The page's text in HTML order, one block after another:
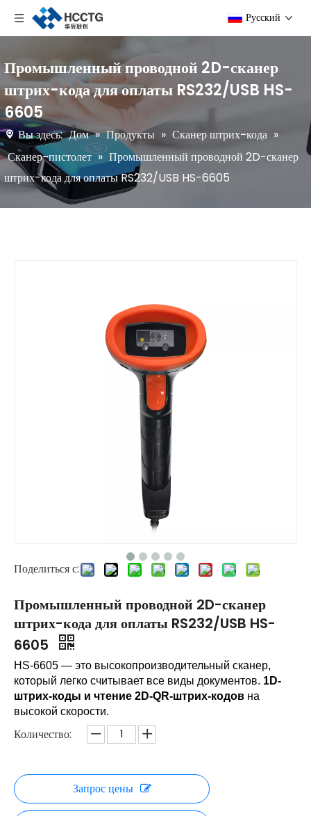
Pусский
Промышленный проводной 2D-сканер
штрих-кода для оплаты RS232/USB HS-
6605
Вы здесь: Дом » Продукты » Сканер штрих-кода »
Сканер-пистолет » Промышленный проводной 2D-сканер
штрих-кода для оплаты RS232/USB HS-6605
Поделиться с:
Промышленный проводной 2D-сканер
штрих-кода для оплаты RS232/USB HS-
6605
HS-6605 — это высокопроизводительный сканер,
который легко считывает все виды документов. 1D-
штрих-коды и чтение 2D-QR-штрих-кодов на
высокой скорости.
Количество:
Запрос цены